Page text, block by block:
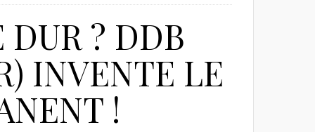
DUR ? DDB
INVENTE LE
!